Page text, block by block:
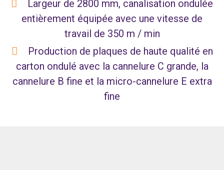
Largeur de 2800 mm, canalisation ondulée
entièrement équipée avec une vitesse de
travail de 350 m / min
Production de plaques de haute qualité en
carton ondulé avec la cannelure C grande, la
cannelure B fine et la micro-cannelure E extra
fine